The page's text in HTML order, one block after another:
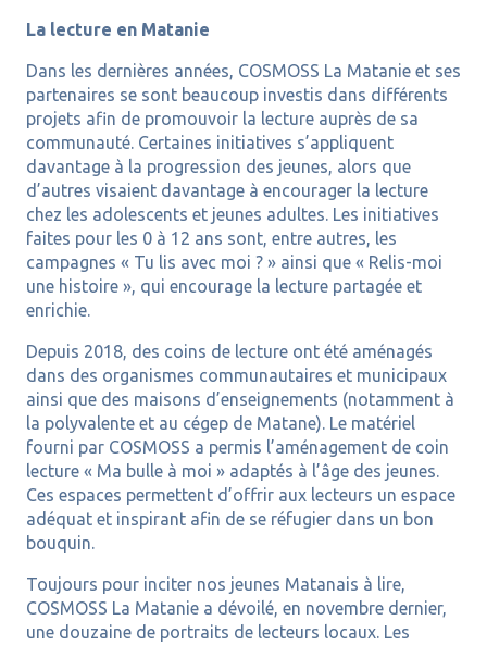
La lecture en Matanie
Dans les dernières années, COSMOSS La Matanie et ses
partenaires se sont beaucoup investis dans différents
projets afin de promouvoir la lecture auprès de sa
communauté. Certaines initiatives s’appliquent
davantage à la progression des jeunes, alors que
d’autres visaient davantage à encourager la lecture
chez les adolescents et jeunes adultes. Les initiatives
faites pour les 0 à 12 ans sont, entre autres, les
campagnes « Tu lis avec moi ? » ainsi que « Relis-moi
une histoire », qui encourage la lecture partagée et
enrichie.
Depuis 2018, des coins de lecture ont été aménagés
dans des organismes communautaires et municipaux
ainsi que des maisons d’enseignements (notamment à
la polyvalente et au cégep de Matane). Le matériel
fourni par COSMOSS a permis l’aménagement de coin
lecture « Ma bulle à moi » adaptés à l’âge des jeunes.
Ces espaces permettent d’offrir aux lecteurs un espace
adéquat et inspirant afin de se réfugier dans un bon
bouquin.
Toujours pour inciter nos jeunes Matanais à lire,
COSMOSS La Matanie a dévoilé, en novembre dernier,
une douzaine de portraits de lecteurs locaux. Les